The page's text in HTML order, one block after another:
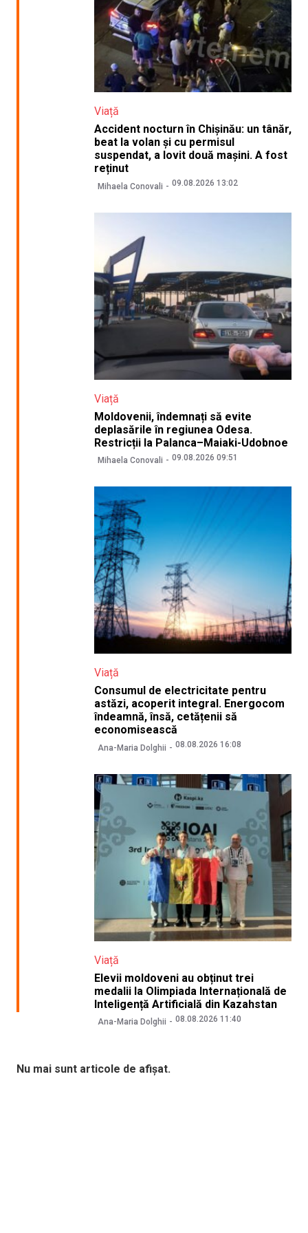
Viață
Accident nocturn în Chișinău: un tânăr,
beat la volan și cu permisul
suspendat, a lovit două mașini. A fost
reținut
Mihaela Conovali 09.08.2026 13:02
Viață
Moldovenii, îndemnați să evite
deplasările în regiunea Odesa.
Restricții la Palanca–Maiaki-Udobnoe
Mihaela Conovali 09.08.2026 09:51
Viață
Consumul de electricitate pentru
astăzi, acoperit integral. Energocom
îndeamnă, însă, cetățenii să
economisească
Ana-Maria Dolghii 08.08.2026 16:08
Viață
Elevii moldoveni au obținut trei
medalii la Olimpiada Internațională de
Inteligență Artificială din Kazahstan
Ana-Maria Dolghii 08.08.2026 11:40
Nu mai sunt articole de afișat.